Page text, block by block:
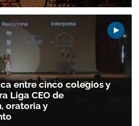
entre cinco colegios y
Liga CEO de
oratoria y